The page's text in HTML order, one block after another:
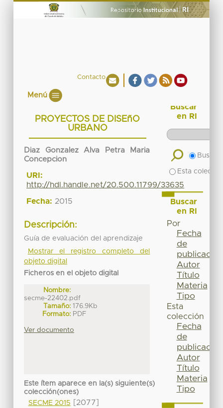
Contacto
Menú
PROYECTOS DE DISEñO
URBANO
Diaz Gonzalez Alva Petra Maria
Concepcion
URI:
http://hdl.handle.net/20.500.11799/33635
Fecha: 2015
Descripción:
Guía de evaluación del aprendizaje
Mostrar el registro completo del
objeto digital
Ficheros en el objeto digital
Nombre:
secme-22402.pdf
Tamaño: 176.9Kb
Formato: PDF
Ver documento
Este ítem aparece en la(s) siguiente(s)
colección(ones)
SECME 2015
[2077]
Buscar
en RI
Buscar
Esta
Buscar
en RI
Por
Fecha
de
publicación
Autor
Título
Materia
Tipo
Esta
colección
Fecha
de
publicación
Autor
Título
Materia
Tipo